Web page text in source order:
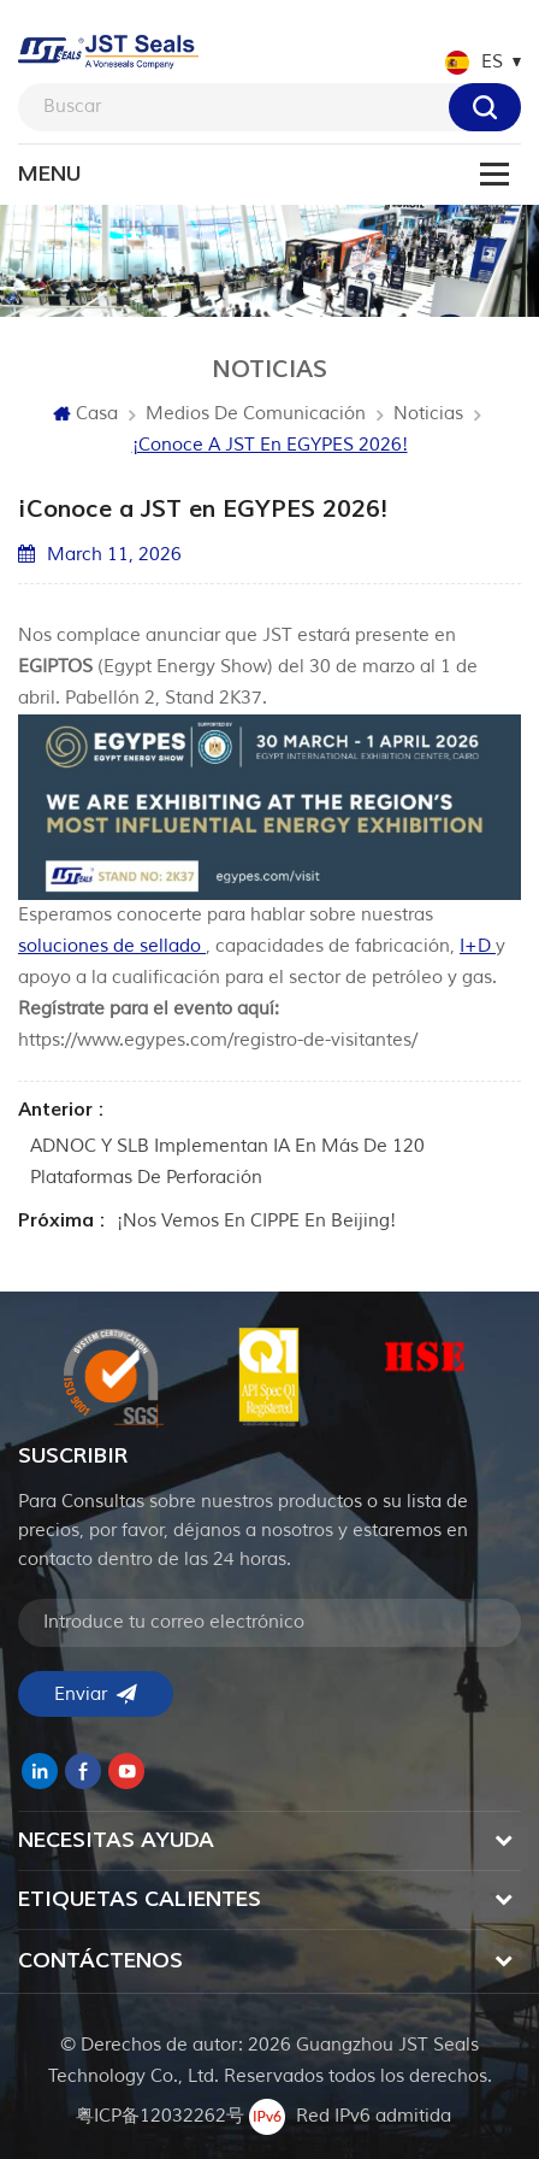
ES
NOTICIAS
Casa Medios De Comunicación
Noticias
¡Conoce A JST En EGYPES 2026!
¡Conoce a JST en EGYPES 2026!
March 11, 2026
Nos complace anunciar que JST estará presente en
EGIPTOS (Egypt Energy Show) del 30 de marzo al 1 de
abril. Pabellón 2, Stand 2K37.
Esperamos conocerte para hablar sobre nuestras
soluciones de sellado , capacidades de fabricación, I+D y
apoyo a la cualificación para el sector de petróleo y gas.
Regístrate para el evento aquí:
https://www.egypes.com/registro-de-visitantes/
Anterior :
ADNOC Y SLB Implementan IA En Más De 120
Plataformas De Perforación
Próxima : ¡Nos Vemos En CIPPE En Beijing!
SUSCRIBIR
Para Consultas sobre nuestros productos o su lista de
precios, por favor, déjanos a nosotros y estaremos en
contacto dentro de las 24 horas.
NECESITAS AYUDA
ETIQUETAS CALIENTES
CONTÁCTENOS
© Derechos de autor: 2026 Guangzhou JST Seals
Technology Co., Ltd. Reservados todos los derechos.
粤ICP备12032262号
Red IPv6 admitida